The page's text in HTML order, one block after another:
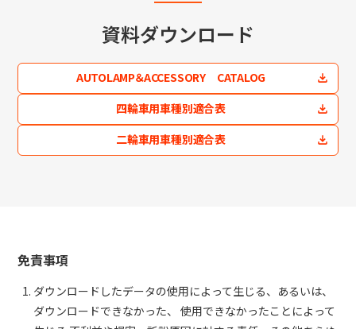
資料ダウンロード
AUTOLAMP＆ACCESSORY CATALOG
四輪車用車種別適合表
二輪車用車種別適合表
免責事項
ダウンロードしたデータの使用によって生じる、あるいは、
ダウンロードできなかった、 使用できなかったことによって